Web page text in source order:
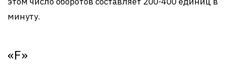
минуту.
«F»